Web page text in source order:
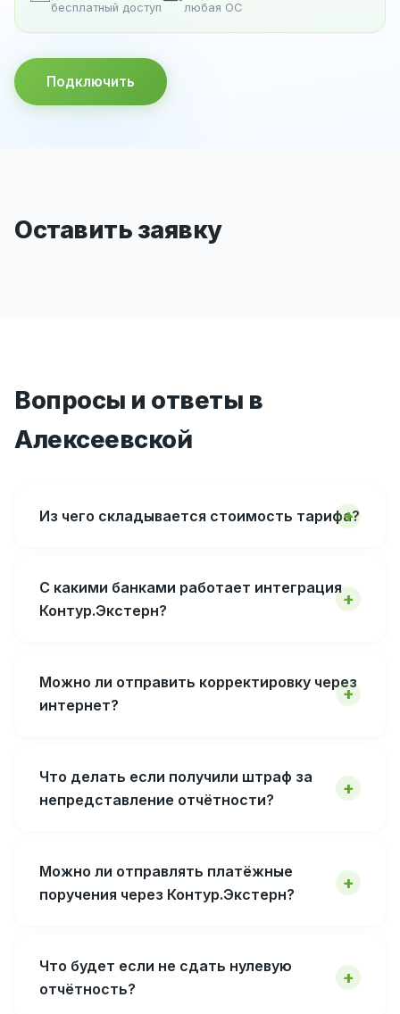
бесплатный доступ любая ОС
Подключить
Оставить заявку
Вопросы и ответы в
Алексеевской
Из чего складывается стоимость тарифа?
С какими банками работает интеграция
Контур.Экстерн?
Можно ли отправить корректировку через
интернет?
Что делать если получили штраф за
непредставление отчётности?
Можно ли отправлять платёжные
поручения через Контур.Экстерн?
Что будет если не сдать нулевую
отчётность?